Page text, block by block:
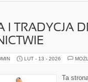
I TRADYCJA
LUT - 13 - 2026
Ta